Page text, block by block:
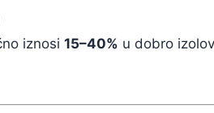
iznosi 15–40% u dobro